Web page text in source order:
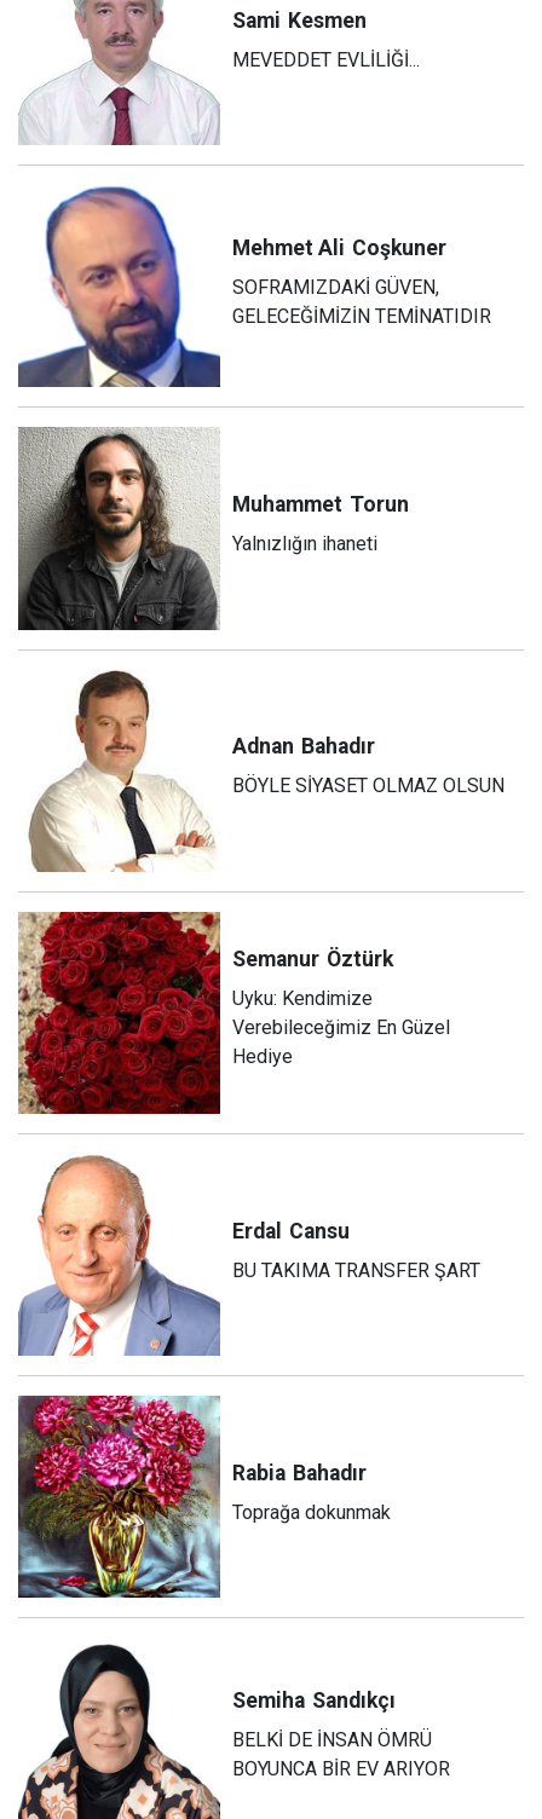
Sami Kesmen
MEVEDDET EVLİLİĞİ...
Mehmet Ali Coşkuner
SOFRAMIZDAKİ GÜVEN,
GELECEĞİMİZİN TEMİNATIDIR
Muhammet Torun
Yalnızlığın ihaneti
Adnan Bahadır
BÖYLE SİYASET OLMAZ OLSUN
Semanur Öztürk
Uyku: Kendimize
Verebileceğimiz En Güzel
Hediye
Erdal Cansu
BU TAKIMA TRANSFER ŞART
Rabia Bahadır
Toprağa dokunmak
Semiha Sandıkçı
BELKİ DE İNSAN ÖMRÜ
BOYUNCA BİR EV ARIYOR